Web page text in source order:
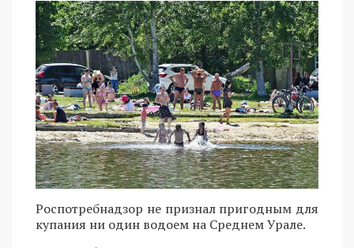
Роспотребнадзор не признал пригодным для
купания ни один водоем на Среднем Урале.